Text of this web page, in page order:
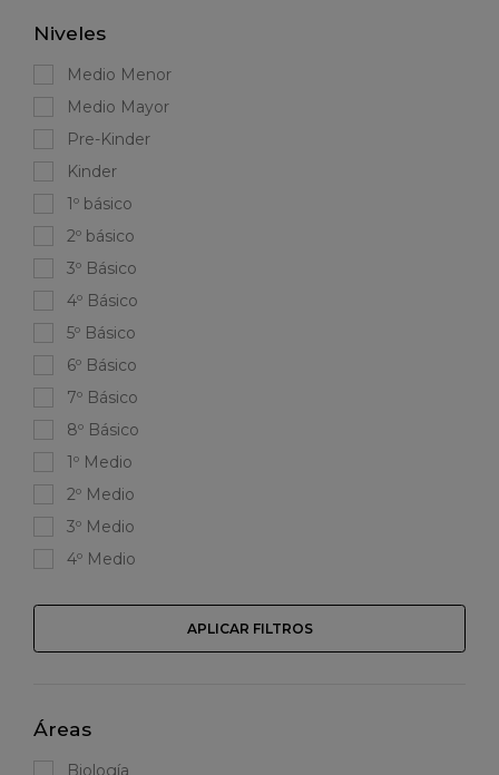
Niveles
Medio Menor
Medio Mayor
Pre-Kinder
Kinder
1º básico
2º básico
3º Básico
4º Básico
5º Básico
6º Básico
7º Básico
8º Básico
1º Medio
2º Medio
3º Medio
4º Medio
APLICAR FILTROS
Áreas
Biología